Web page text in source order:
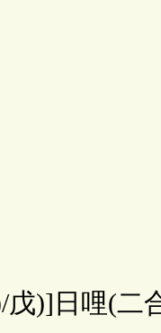
日哩(二